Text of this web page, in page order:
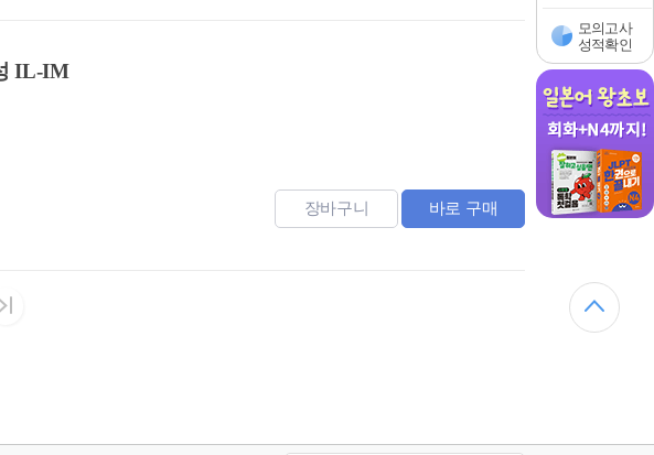
모의고사
성적확인
IL-IM
장바구니 바로 구매